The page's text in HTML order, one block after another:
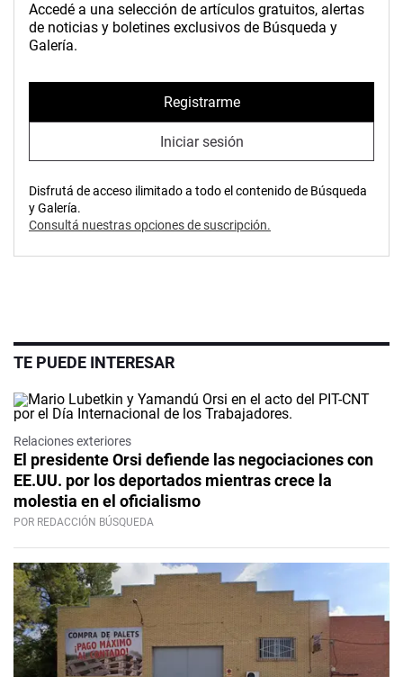
Accedé a una selección de artículos gratuitos, alertas
de noticias y boletines exclusivos de Búsqueda y
Galería.
Registrarme
Iniciar sesión
Disfrutá de acceso ilimitado a todo el contenido de Búsqueda
y Galería.
Consultá nuestras opciones de suscripción.
TE PUEDE INTERESAR
Relaciones exteriores
El presidente Orsi defiende las negociaciones con
EE.UU. por los deportados mientras crece la
molestia en el oficialismo
POR REDACCIÓN BÚSQUEDA